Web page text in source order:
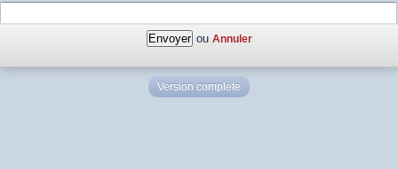
ou Annuler
Version complète